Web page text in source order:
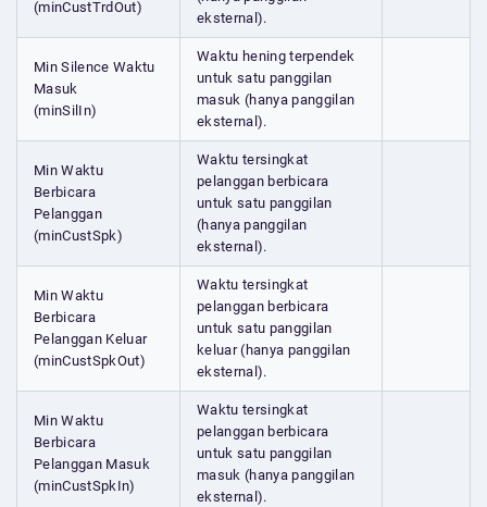
(minCustTrdOut)
eksternal).
Min Silence Waktu
Masuk
(minSilIn)
Waktu hening terpendek
untuk satu panggilan
masuk (hanya panggilan
eksternal).
Min Waktu
Berbicara
Pelanggan
(minCustSpk)
Waktu tersingkat
pelanggan berbicara
untuk satu panggilan
(hanya panggilan
eksternal).
Min Waktu
Berbicara
Pelanggan Keluar
(minCustSpkOut)
Waktu tersingkat
pelanggan berbicara
untuk satu panggilan
keluar (hanya panggilan
eksternal).
Min Waktu
Berbicara
Pelanggan Masuk
(minCustSpkIn)
Waktu tersingkat
pelanggan berbicara
untuk satu panggilan
masuk (hanya panggilan
eksternal).